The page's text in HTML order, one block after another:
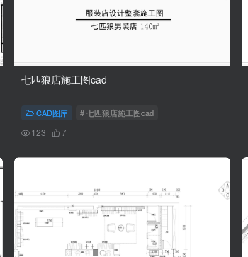
七匹狼店施工图cad
CAD图库 # 七匹狼店施工图cad
123 7